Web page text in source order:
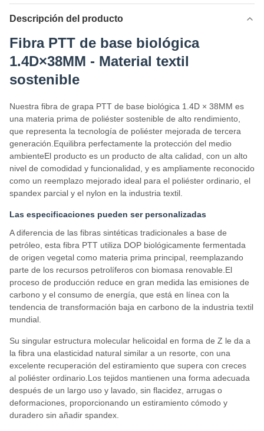
Descripción del producto
Fibra PTT de base biológica
1.4D×38MM - Material textil
sostenible
Nuestra fibra de grapa PTT de base biológica 1.4D × 38MM es
una materia prima de poliéster sostenible de alto rendimiento,
que representa la tecnología de poliéster mejorada de tercera
generación.Equilibra perfectamente la protección del medio
ambienteEl producto es un producto de alta calidad, con un alto
nivel de comodidad y funcionalidad, y es ampliamente reconocido
como un reemplazo mejorado ideal para el poliéster ordinario, el
spandex parcial y el nylon en la industria textil.
Las especificaciones pueden ser personalizadas
A diferencia de las fibras sintéticas tradicionales a base de
petróleo, esta fibra PTT utiliza DOP biológicamente fermentada
de origen vegetal como materia prima principal, reemplazando
parte de los recursos petrolíferos con biomasa renovable.El
proceso de producción reduce en gran medida las emisiones de
carbono y el consumo de energía, que está en línea con la
tendencia de transformación baja en carbono de la industria textil
mundial.
Su singular estructura molecular helicoidal en forma de Z le da a
la fibra una elasticidad natural similar a un resorte, con una
excelente recuperación del estiramiento que supera con creces
al poliéster ordinario.Los tejidos mantienen una forma adecuada
después de un largo uso y lavado, sin flacidez, arrugas o
deformaciones, proporcionando un estiramiento cómodo y
duradero sin añadir spandex.